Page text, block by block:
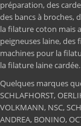
préparation, des
des bancs à broches,
la filature coton mais
peigneuses laine,
machines pour la
la filature laine cardée.
Quelques marques
SCHLAFHORST,
VOLKMANN, NSC,
ANDREA, BONINO,